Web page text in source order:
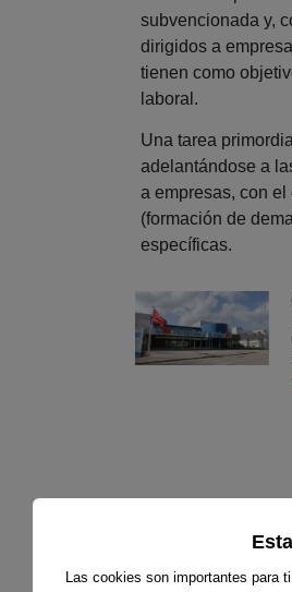
Las cookies son importantes para
subvencionada y,
dirigidos a
tienen como
laboral.
Una tarea
adelantándose a
a empresas, con
(formación de
específicas.